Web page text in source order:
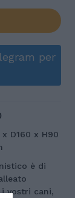
per
x D160 x H90
è di
vostri cani,